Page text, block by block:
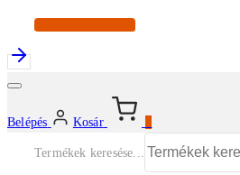
Continue Shopping
Belépés Kosár
Termékek keresése...